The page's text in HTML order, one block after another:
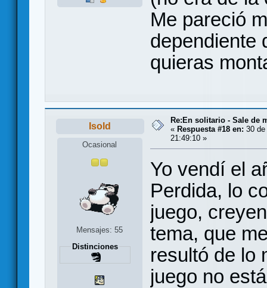
Me pareció
dependiente
quieras
Isold
Ocasional
Mensajes: 55
Distinciones
Re:En solitario - Sale de
« Respuesta #18 en: 30
21:49:10 »
Yo vendí el
Perdida, lo
juego,
tema, que
resultó de lo
juego no